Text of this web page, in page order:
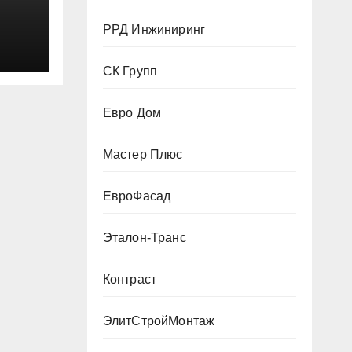
РРД Инжиниринг
СК Групп
Евро Дом
Мастер Плюс
ЕвроФасад
Эталон-Транс
Контраст
ЭлитСтройМонтаж